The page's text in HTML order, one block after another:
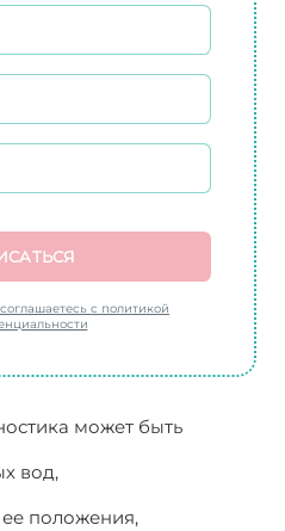
с политикой
может быть
вод,
ее положения,